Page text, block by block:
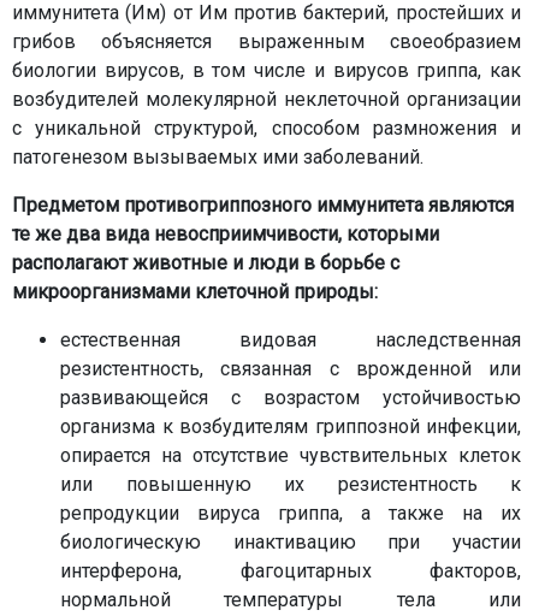
иммунитета (Им) от Им против бактерий, простейших и
грибов объясняется выраженным своеобразием
биологии вирусов, в том числе и вирусов гриппа, как
возбудителей молекулярной неклеточной организации
с уникальной структурой, способом размножения и
патогенезом вызываемых ими заболеваний.
Предметом противогриппозного иммунитета являются
те же два вида невосприимчивости, которыми
располагают животные и люди в борьбе с
микроорганизмами клеточной природы:
естественная видовая наследственная
резистентность, связанная с врожденной или
развивающейся с возрастом устойчивостью
организма к возбудителям гриппозной инфекции,
опирается на отсутствие чувствительных клеток
или повышенную их резистентность к
репродукции вируса гриппа, а также на их
биологическую инактивацию при участии
интерферона, фагоцитарных факторов,
нормальной температуры тела или